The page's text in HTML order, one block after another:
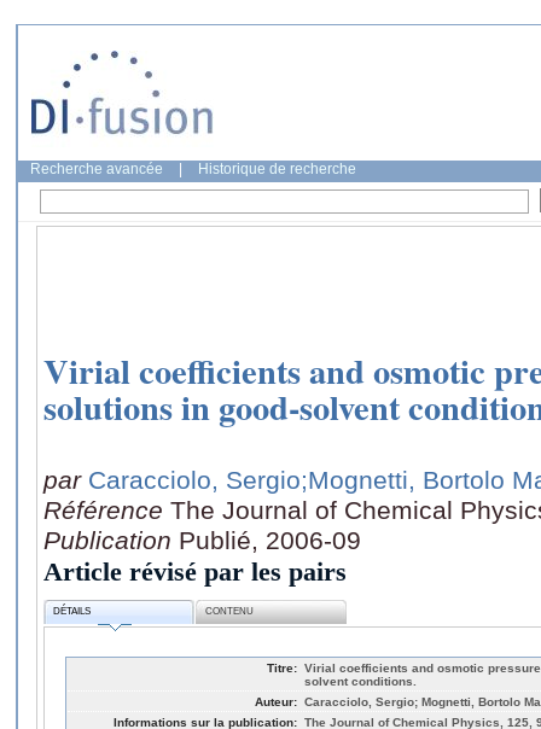
Recherche avancée Historique de recherche
Virial coefficients and osmotic
solutions in good-solvent
par Caracciolo, Sergio;Mognetti, Bortolo
Référence The Journal of Chemical
Publication Publié, 2006-09
Article révisé par les pairs
DÉTAILS CONTENU
Titre: Virial coefficients and osmotic
solvent conditions.
Auteur: Caracciolo, Sergio; Mognetti, Bortolo
Informations sur la publication: The Journal of Chemical Physics, 125,